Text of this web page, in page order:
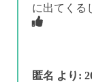
に出てくる
匿名 より: